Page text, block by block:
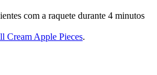
com a raquete durante 4 minutos
Cream Apple Pieces.